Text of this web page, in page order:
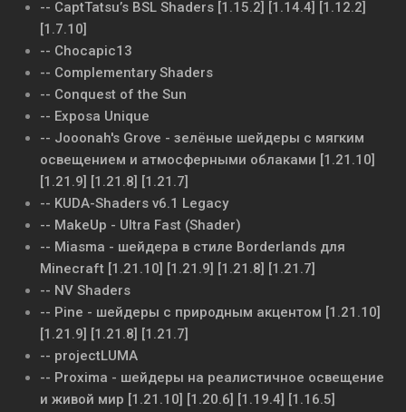
-- CaptTatsu’s BSL Shaders [1.15.2] [1.14.4] [1.12.2]
[1.7.10]
-- Chocapic13
-- Complementary Shaders
-- Conquest of the Sun
-- Exposa Unique
-- Jooonah's Grove - зелёные шейдеры с мягким
освещением и атмосферными облаками [1.21.10]
[1.21.9] [1.21.8] [1.21.7]
-- KUDA-Shaders v6.1 Legacy
-- MakeUp - Ultra Fast (Shader)
-- Miasma - шейдера в стиле Borderlands для
Minecraft [1.21.10] [1.21.9] [1.21.8] [1.21.7]
-- NV Shaders
-- Pine - шейдеры с природным акцентом [1.21.10]
[1.21.9] [1.21.8] [1.21.7]
-- projectLUMA
-- Proxima - шейдеры на реалистичное освещение
и живой мир [1.21.10] [1.20.6] [1.19.4] [1.16.5]